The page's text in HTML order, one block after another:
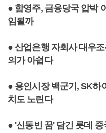
● 함영주, 금융당국 압박
임될까
● 산업은행 자회사 대우
의가 아쉽다
● 용인시장 백군기, SK하
치도 노린다
● '신동빈 꿈' 담긴 롯데